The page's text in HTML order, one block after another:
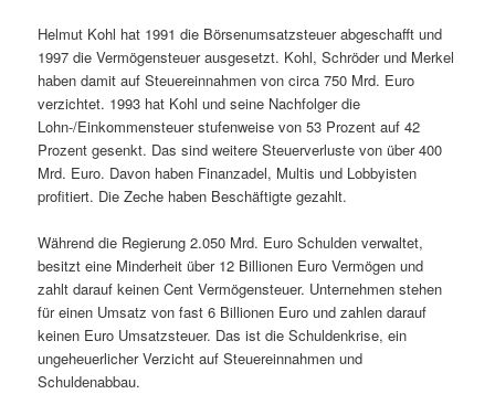
Helmut Kohl hat 1991 die Börsenumsatzsteuer abgeschafft und
1997 die Vermögensteuer ausgesetzt. Kohl, Schröder und Merkel
haben damit auf Steuereinnahmen von circa 750 Mrd. Euro
verzichtet. 1993 hat Kohl und seine Nachfolger die
Lohn-/Einkommensteuer stufenweise von 53 Prozent auf 42
Prozent gesenkt. Das sind weitere Steuerverluste von über 400
Mrd. Euro. Davon haben Finanzadel, Multis und Lobbyisten
profitiert. Die Zeche haben Beschäftigte gezahlt.
Während die Regierung 2.050 Mrd. Euro Schulden verwaltet,
besitzt eine Minderheit über 12 Billionen Euro Vermögen und
zahlt darauf keinen Cent Vermögensteuer. Unternehmen stehen
für einen Umsatz von fast 6 Billionen Euro und zahlen darauf
keinen Euro Umsatzsteuer. Das ist die Schuldenkrise, ein
ungeheuerlicher Verzicht auf Steuereinnahmen und
Schuldenabbau.